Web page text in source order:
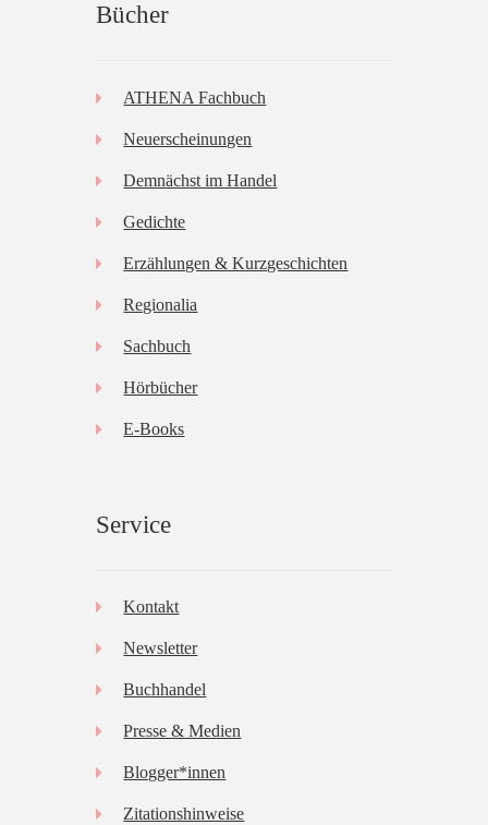
Bücher
ATHENA Fachbuch
Neuerscheinungen
Demnächst im Handel
Gedichte
Erzählungen & Kurzgeschichten
Regionalia
Sachbuch
Hörbücher
E-Books
Service
Kontakt
Newsletter
Buchhandel
Presse & Medien
Blogger*innen
Zitationshinweise